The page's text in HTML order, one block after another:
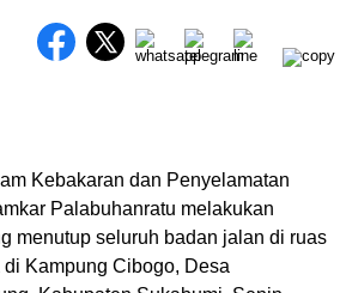
Kebakaran dan Penyelamatan
Palabuhanratu melakukan
menutup seluruh badan jalan di ruas
Kampung Cibogo, Desa